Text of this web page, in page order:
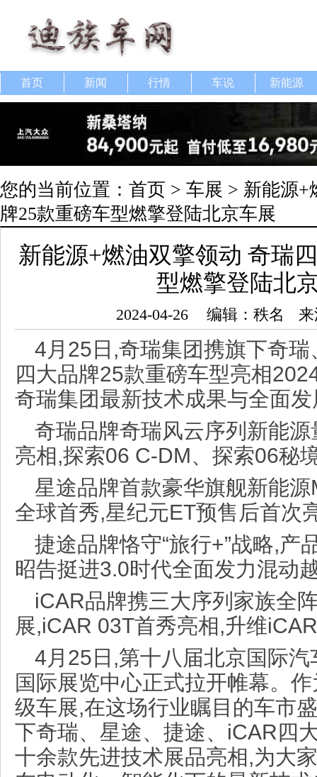
首页 新闻 行情 车说 新能源
您的当前位置： 首页 > 车展 > 新能源+
牌25款重磅车型燃擎登陆北京车展
新能源+燃油双擎领动 奇瑞
型燃擎登陆北
2024-04-26 编辑：秩名
4月25日,奇瑞集团携旗下奇
四大品牌25款重磅车型亮相
奇瑞集团最新技术成果与全面
奇瑞品牌奇瑞风云序列新能
亮相,探索06 C-DM、探索06秘
星途品牌首款豪华旗舰新能
全球首秀,星纪元ET预售后首次
捷途品牌恪守“旅行+”战略,产
昭告挺进3.0时代全面发力混动
iCAR品牌携三大序列家族全
展,iCAR 03T首秀亮相,升维
4月25日,第十八届北京国际
国际展览中心正式拉开帷幕。
级车展,在这场行业瞩目的车市
下奇瑞、星途、捷途、iCAR四
十余款先进技术展品亮相,为大